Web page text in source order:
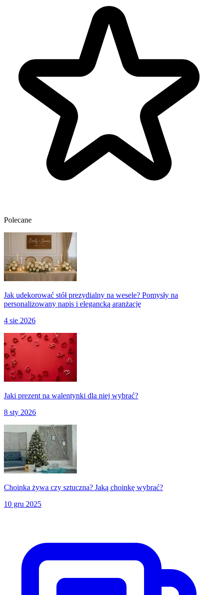
Polecane
Jak udekorować stół prezydialny na wesele? Pomysły na
personalizowany napis i elegancką aranżację
4 sie 2026
Jaki prezent na walentynki dla niej wybrać?
8 sty 2026
Choinka żywa czy sztuczna? Jaką choinkę wybrać?
10 gru 2025